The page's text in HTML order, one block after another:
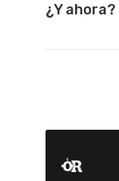
¿Y ahora?